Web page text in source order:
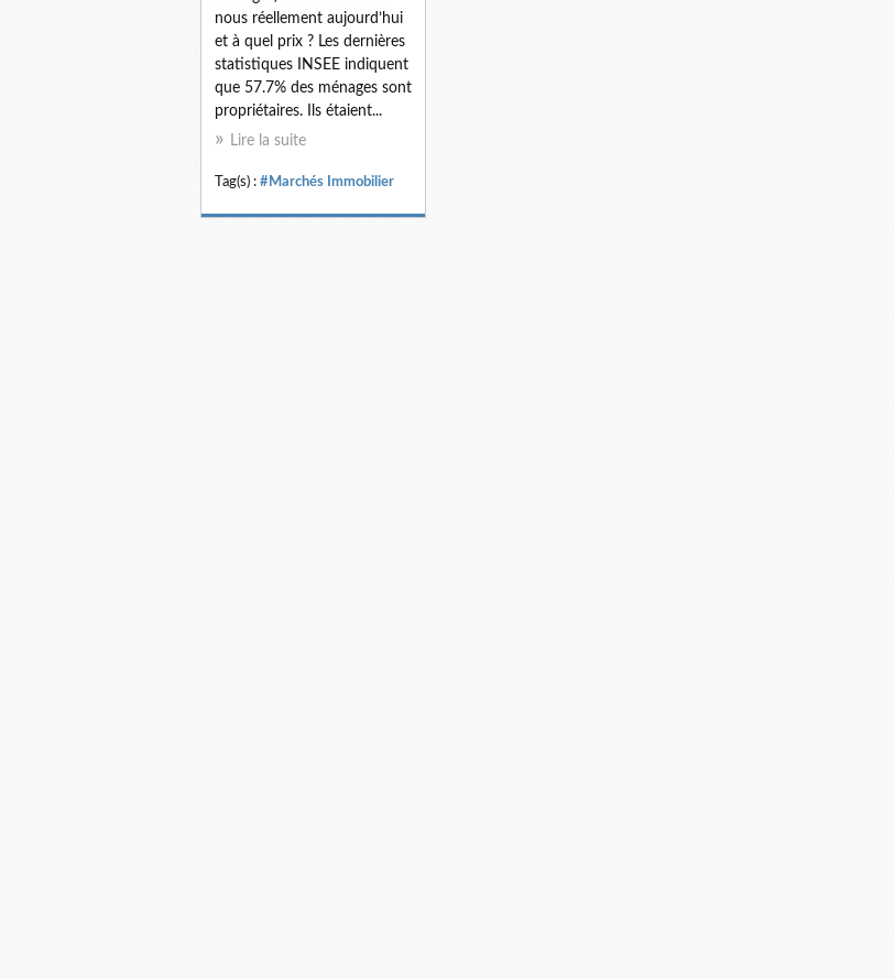
nous réellement aujourd’hui
et à quel prix ? Les dernières
statistiques INSEE indiquent
que 57.7% des ménages sont
propriétaires. Ils étaient...
Lire la suite
Tag(s) : #Marchés Immobilier